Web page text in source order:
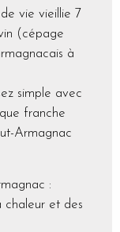
vie vieillie 7
(cépage
à
simple avec
franche
Armagnac
:
chaleur et des